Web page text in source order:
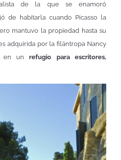
de la que se enamoró
de habitarla cuando Picasso la
mantuvo la propiedad hasta su
adquirida por la filántropa Nancy
en unrefugio para escritores,